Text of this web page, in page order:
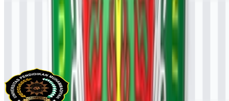
Deskripsi ini dibuat oleh AI dan mungkin mengandung
Lainnya dari Universitas & Perguruan